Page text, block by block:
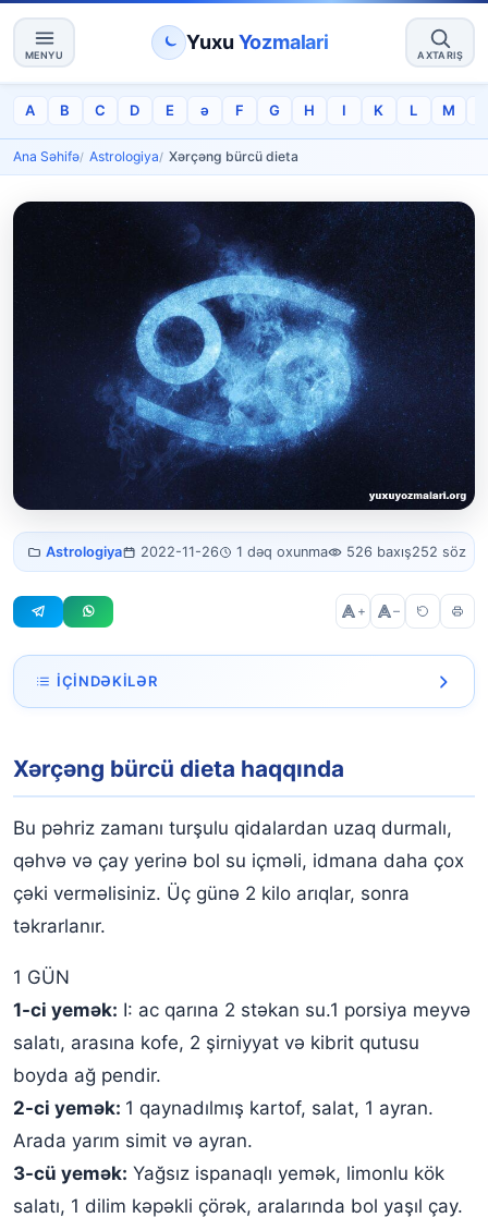
MENYU
Yuxu Yozmalari
AXTARIŞ
A B C D E ə F G H I K L M
Ana Səhifə Astrologiya Xərçəng bürcü dieta
Xərçəng bürcü
dieta
Astrologiya 2022-11-26 1 dəq oxunma 526 baxış252 söz
+ –
İÇINDƏKILƏR
Xərçəng bürcü dieta haqqında
Bu pəhriz zamanı turşulu qidalardan uzaq durmalı,
qəhvə və çay yerinə bol su içməli, idmana daha çox
çəki verməlisiniz. Üç günə 2 kilo arıqlar, sonra
təkrarlanır.
1 GÜN
1-ci yemək: I: ac qarına 2 stəkan su.1 porsiya meyvə
salatı, arasına kofe, 2 şirniyyat və kibrit qutusu
boyda ağ pendir.
2-ci yemək: 1 qaynadılmış kartof, salat, 1 ayran.
Arada yarım simit və ayran.
3-cü yemək: Yağsız ispanaqlı yemək, limonlu kök
salatı, 1 dilim kəpəkli çörək, aralarında bol yaşıl çay.